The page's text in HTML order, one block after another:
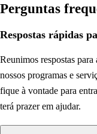
Perguntas
Respostas rápidas
Reunimos respostas
nossos programas e
fique à vontade para
terá prazer em ajudar.